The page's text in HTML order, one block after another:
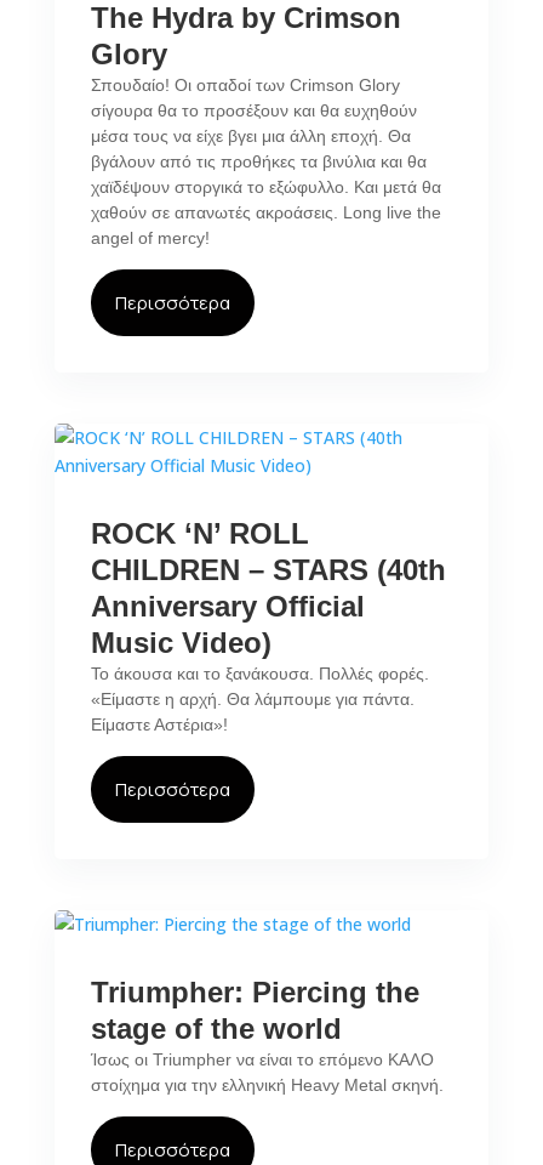
The Hydra by Crimson
Glory
Σπουδαίο! Οι οπαδοί των Crimson Glory
σίγουρα θα το προσέξουν και θα ευχηθούν
μέσα τους να είχε βγει μια άλλη εποχή. Θα
βγάλουν από τις προθήκες τα βινύλια και θα
χαϊδέψουν στοργικά το εξώφυλλο. Και μετά θα
χαθούν σε απανωτές ακροάσεις. Long live the
angel of mercy!
Περισσότερα
ROCK ‘N’ ROLL
CHILDREN – STARS (40th
Anniversary Official
Music Video)
Το άκουσα και το ξανάκουσα. Πολλές φορές.
«Είμαστε η αρχή. Θα λάμπουμε για πάντα.
Είμαστε Αστέρια»!
Περισσότερα
Triumpher: Piercing the
stage of the world
Ίσως οι Triumpher να είναι το επόμενο ΚΑΛΟ
στοίχημα για την ελληνική Heavy Metal σκηνή.
Περισσότερα